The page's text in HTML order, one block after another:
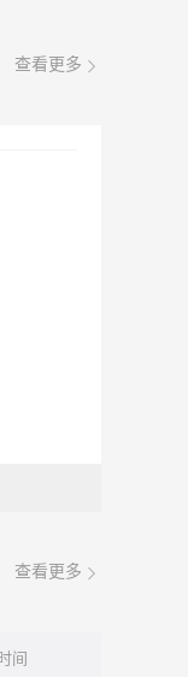
查看更多
查看更多
间